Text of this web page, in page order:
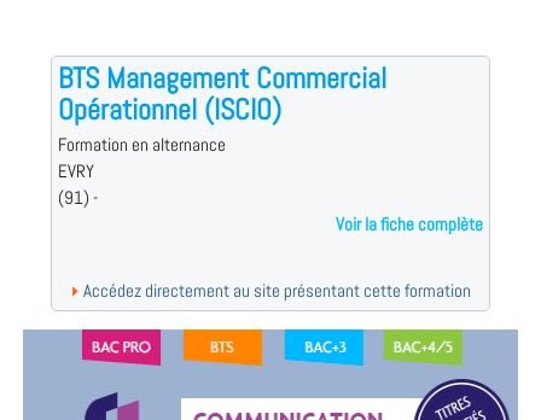
BTS Management Commercial
Opérationnel (ISCIO)
Formation en alternance
EVRY
(91) -
Voir la fiche complète
Accédez directement au site présentant cette formation